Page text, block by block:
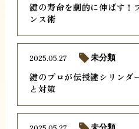
鍵の寿命を劇的に伸ばす！
ンス術
鍵のプロが伝授鍵シリンダ
と対策
2025.05.27 未分類